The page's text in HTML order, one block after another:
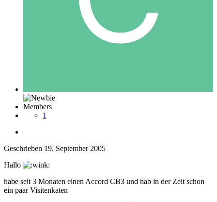
Members
1
Geschrieben 19. September 2005
Hallo
habe seit 3 Monaten einen Accord CB3 und hab in der Zeit schon
ein paar Visitenkaten